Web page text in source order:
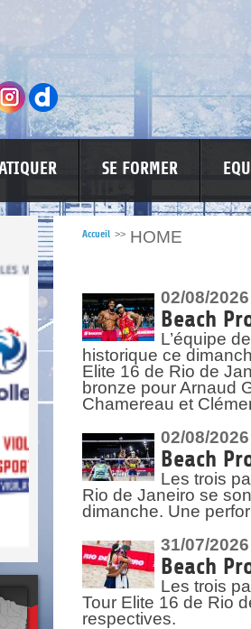
SE FORMER
MA PETITE SPONSO
>
Accueil >> HOME
02/08/2026
Beach
L’équipe
historique ce
Elite 16 de Rio de
bronze pour Arnaud
Chamereau et
02/08/2026
Beach
Les trois
Rio de Janeiro se
dimanche. Une
31/07/2026
Beach
Les trois
Tour Elite 16 de Rio
respectives.